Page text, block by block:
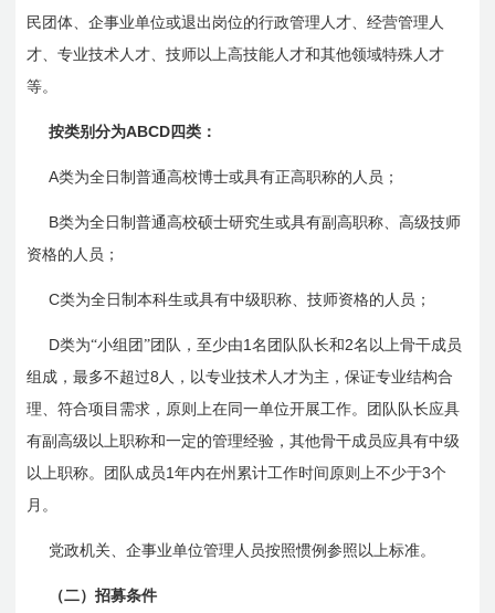
民团体、企事业单位或退出岗位的行政管理人才、经营管理人
才、专业技术人才、技师以上高技能人才和其他领域特殊人才
等。
按类别分为ABCD 四类：
A类为全日制普通高校博士或具有正高职称的人员；
B类为全日制普通高校硕士研究生或具有副高职称、高级技师
资格的人员；
C类为全日制本科生或具有中级职称、技师资格的人员；
D类为“小组团”团队，至少由1名团队队长和2名以上骨干成员
组成，最多不超过8 人，以专业技术人才为主，保证专业结构合
理、符合项目需求，原则上在同一单位开展工作。团队队长应具
有副高级以上职称和一定的管理经验，其他骨干成员应具有中级
以上职称。团队成员1年内在州累计工作时间原则上不少于3个
月。
党政机关、企事业单位管理人员按照惯例参照以上标准。
（二）招募条件